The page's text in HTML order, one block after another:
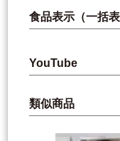
食品表示（一括表
YouTube
類似商品